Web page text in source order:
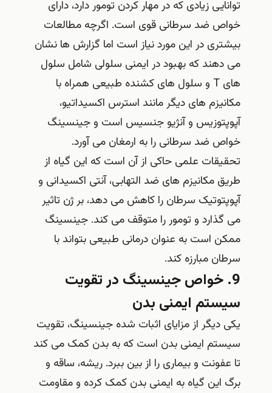
توانایی زیادی که در مهار کردن تومور دارد، دارای
خواص ضد سرطانی قوی است. اگرچه مطالعات
بیشتری در این مورد نیاز است اما گزارش ها نشان
می دهند که بهبود در ایمنی سلولی شامل سلول
های T و سلول های کشنده طبیعی همراه با
مکانیزم های دیگر مانند استرس اکسیداتیو،
آپوپتوزیس و آنژیو جنسیس است و جینسینگ
خواص ضد سرطانی را به ارمغان می آورد.
تحقیقات علمی حاکی از آن است که این گیاه از
طریق مکانیزم های ضد التهابی، آنتی اکسیدانی و
آپوپتوتیک سرطان را کاهش می دهد، بر ژن تاثیر
می گذارد و تومور را متوقف می کند. جینسینگ
ممکن است به عنوان درمانی طبیعی بتواند با
سرطان مبارزه کند.
9. خواص جینسینگ در تقویت
سیستم ایمنی بدن
یکی دیگر از مزایای اثبات شده جینسینگ، تقویت
سیستم ایمنی بدن است که به بدن کمک می کند
تا عفونت و بیماری را از بین ببرد. ریشه، ساقه و
برگ این گیاه به ایمنی بدن کمک کرده و مقاومت